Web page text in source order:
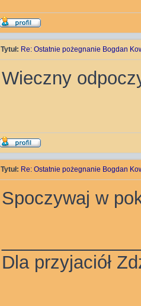
Tytuł: Re: Ostatnie pożegnanie Bogdan
Wieczny
Tytuł: Re: Ostatnie pożegnanie Bogdan
Spoczywaj w
Dla przyjaciół